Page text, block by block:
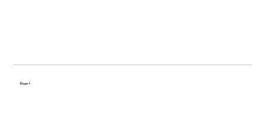
Étape 1